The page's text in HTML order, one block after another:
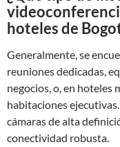
hoteles de
Generalmente, se
reuniones dedicadas,
negocios, o, en hoteles
habitaciones
cámaras de alta
conectividad robusta.